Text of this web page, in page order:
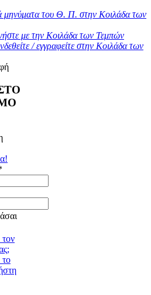
μηνύματα του Θ. Π. στην Κοιλάδα των
με την Κοιλάδα των Τεμπών
/ εγγραφείτε στην Κοιλάδα των